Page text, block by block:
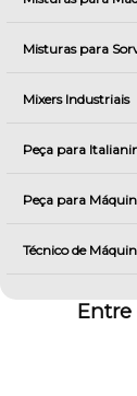
Misturas para
Mixers Industriais
Peça para
Peça para
Técnico de